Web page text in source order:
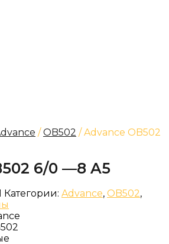
/OB502 / Advance OB502
6/0 —8 A5
Категории: Advance, OB502,